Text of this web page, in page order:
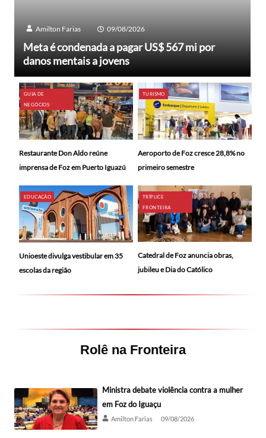
Amilton Farias 09/08/2026
Meta é condenada a pagar US$ 567 mi por
danos mentais a jovens
GUIA DE
NEGÓCIOS
Restaurante Don Aldo reúne
imprensa de Foz em Puerto Iguazú
TURISMO
Aeroporto de Foz cresce 28,8% no
primeiro semestre
EDUCAÇÃO
Unioeste divulga vestibular em 35
escolas da região
TRÍPLICE
FRONTEIRA
Catedral de Foz anuncia obras,
jubileu e Dia do Católico
Rolê na Fronteira
Ministra debate violência contra a mulher
em Foz do Iguaçu
Amilton Farias 09/08/2026